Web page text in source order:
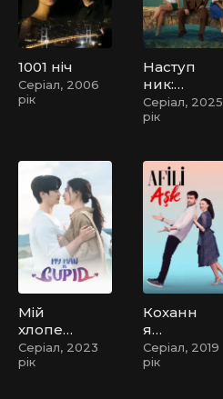
1001 ніч
Серіал, 2006
рік
Наступ
ник:
Поклик
корінн
Серіал, 2025
рік
Мій
хлопец
ь –
Купідо
Серіал, 2023
рік
Коханн
я
напока
з
Серіал, 2019
рік